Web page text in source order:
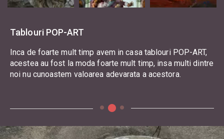
Tablouri POP-ART
Inca de foarte mult timp avem in casa tablouri POP-ART,
acestea au fost la moda foarte mult timp, insa multi dintre
noi nu cunoastem valoarea adevarata a acestora.